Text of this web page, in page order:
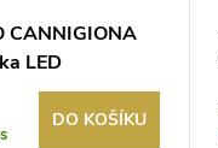
CANNIGIONA
LED
3000K černá
DO KOŠÍKU